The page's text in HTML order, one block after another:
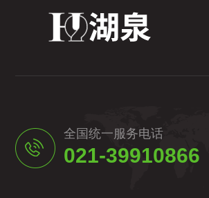
全国统一服务电话
021-39910866